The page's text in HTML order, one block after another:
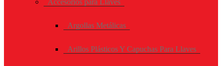
Argollas Metálicas
Arillos Plásticos Y Capuchas Para Llaves